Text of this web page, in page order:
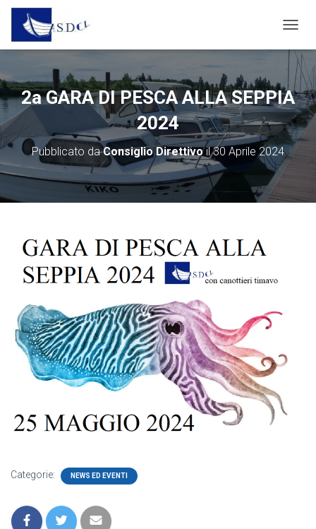
A
G
A
Z
I
O
N
2a GARA DI PESCA ALLA SEPPIA
2024
Pubblicato daConsiglio Direttivoil30 Aprile 2024
Categorie: NEWS ED EVENTI